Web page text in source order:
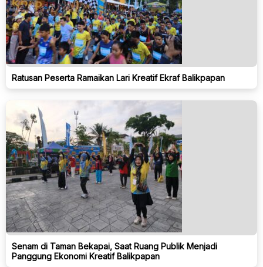
Ratusan Peserta Ramaikan Lari Kreatif Ekraf Balikpapan
Senam di Taman Bekapai, Saat Ruang Publik Menjadi
Panggung Ekonomi Kreatif Balikpapan